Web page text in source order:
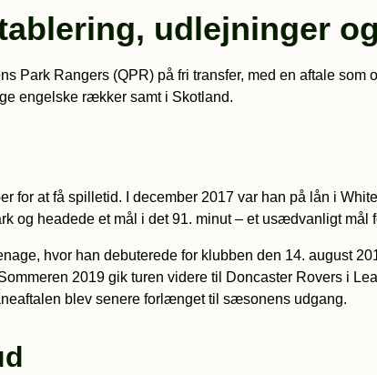
udlejninger
Park Rangers (QPR) på fri transfer, med en aftale
engelske rækker samt i Skotland.
for at få spilletid. I december 2017 var han på lån i
og headede et mål i det 91. minut – et usædvanligt mål
hvor han debuterede for klubben den 14. august
2019 gik turen videre til Doncaster Rovers i
blev senere forlænget til sæsonens udgang.